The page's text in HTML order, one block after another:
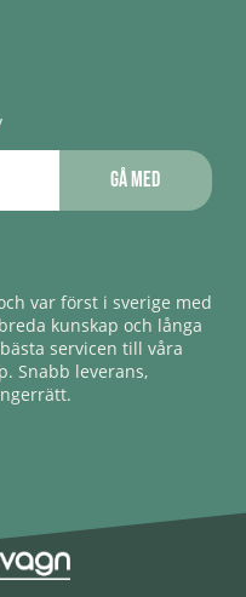
Gå med
var först i sverige med
kunskap och långa
servicen till våra
Snabb leverans,